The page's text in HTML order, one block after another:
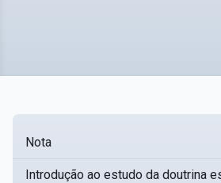
Nota
Introdução ao estudo da doutrina